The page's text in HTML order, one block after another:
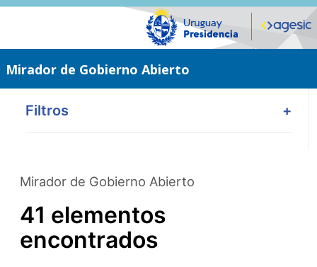
Saltar
Mirador de Gobierno Abierto
Filtros +
Mirador de Gobierno Abierto
41 elementos
encontrados